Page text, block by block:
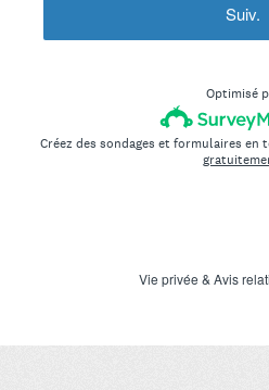
Suiv.
Optimisé
Créez des sondages et formulaires en
Vie privée & Avis